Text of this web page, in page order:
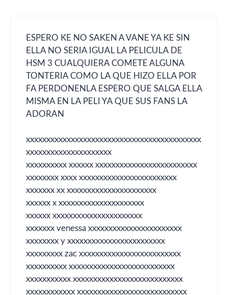
ESPERO KE NO SAKEN A VANE YA KE SIN
ELLA NO SERIA IGUAL LA PELICULA DE
HSM 3 CUALQUIERA COMETE ALGUNA
TONTERIA COMO LA QUE HIZO ELLA POR
FA PERDONENLA ESPERO QUE SALGA ELLA
MISMA EN LA PELI YA QUE SUS FANS LA
ADORAN
xxxxxxxxxxxxxxxxxxxxxxxxxxxxxxxxxxxxxxxxxxx
xxxxxxxxxxxxxxxxxxxxx
xxxxxxxxxx xxxxxx xxxxxxxxxxxxxxxxxxxxxxxxx
xxxxxxxx xxxx xxxxxxxxxxxxxxxxxxxxxxxx
xxxxxxx xx xxxxxxxxxxxxxxxxxxxxxx
xxxxxx x xxxxxxxxxxxxxxxxxxxxx
xxxxxx xxxxxxxxxxxxxxxxxxxxxx
xxxxxxx venessa xxxxxxxxxxxxxxxxxxxxxxx
xxxxxxxx y xxxxxxxxxxxxxxxxxxxxxxxx
xxxxxxxxx zac xxxxxxxxxxxxxxxxxxxxxxxxx
xxxxxxxxxx xxxxxxxxxxxxxxxxxxxxxxxxxx
xxxxxxxxxxx xxxxxxxxxxxxxxxxxxxxxxxxxxx
xxxxxxxxxxxx xxxxxxxxxxxxxxxxxxxxxxxxxxx